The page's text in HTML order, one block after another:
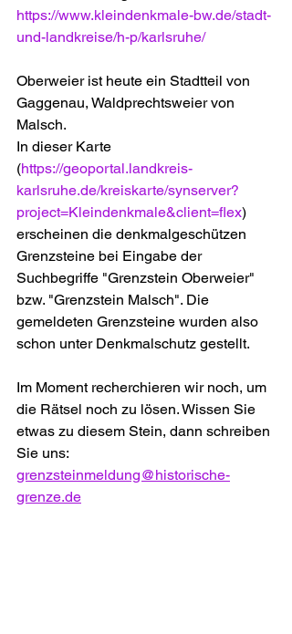
https://www.kleindenkmale-bw.de/stadt-
und-landkreise/h-p/karlsruhe/
Oberweier ist heute ein Stadtteil von
Gaggenau, Waldprechtsweier von
Malsch.
In dieser Karte
(https://geoportal.landkreis-
karlsruhe.de/kreiskarte/synserver?
project=Kleindenkmale&client=flex)
erscheinen die denkmalgeschützen
Grenzsteine bei Eingabe der
Suchbegriffe "Grenzstein Oberweier"
bzw. "Grenzstein Malsch". Die
gemeldeten Grenzsteine wurden also
schon unter Denkmalschutz gestellt.
Im Moment recherchieren wir noch, um
die Rätsel noch zu lösen. Wissen Sie
etwas zu diesem Stein, dann schreiben
Sie uns:
grenzsteinmeldung@historische-
grenze.de